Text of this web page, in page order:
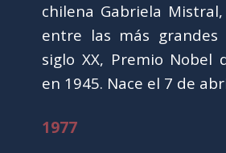
chilena Gabriela
entre las más grandes
siglo XX, Premio Nobel
en 1945. Nace el 7 de
1977